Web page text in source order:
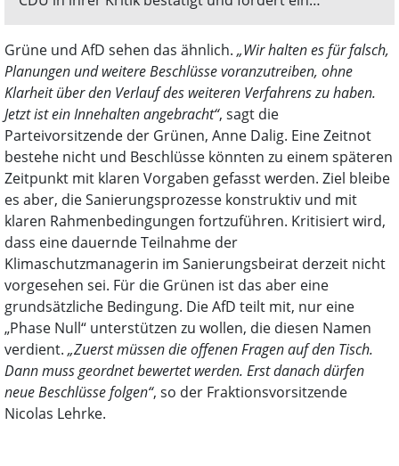
Grüne und AfD sehen das ähnlich. „Wir halten es für falsch,
Planungen und weitere Beschlüsse voranzutreiben, ohne
Klarheit über den Verlauf des weiteren Verfahrens zu haben.
Jetzt ist ein Innehalten angebracht“, sagt die
Parteivorsitzende der Grünen, Anne Dalig. Eine Zeitnot
bestehe nicht und Beschlüsse könnten zu einem späteren
Zeitpunkt mit klaren Vorgaben gefasst werden. Ziel bleibe
es aber, die Sanierungsprozesse konstruktiv und mit
klaren Rahmenbedingungen fortzuführen. Kritisiert wird,
dass eine dauernde Teilnahme der
Klimaschutzmanagerin im Sanierungsbeirat derzeit nicht
vorgesehen sei. Für die Grünen ist das aber eine
grundsätzliche Bedingung. Die AfD teilt mit, nur eine
„Phase Null“ unterstützen zu wollen, die diesen Namen
verdient. „Zuerst müssen die offenen Fragen auf den Tisch.
Dann muss geordnet bewertet werden. Erst danach dürfen
neue Beschlüsse folgen“, so der Fraktionsvorsitzende
Nicolas Lehrke.